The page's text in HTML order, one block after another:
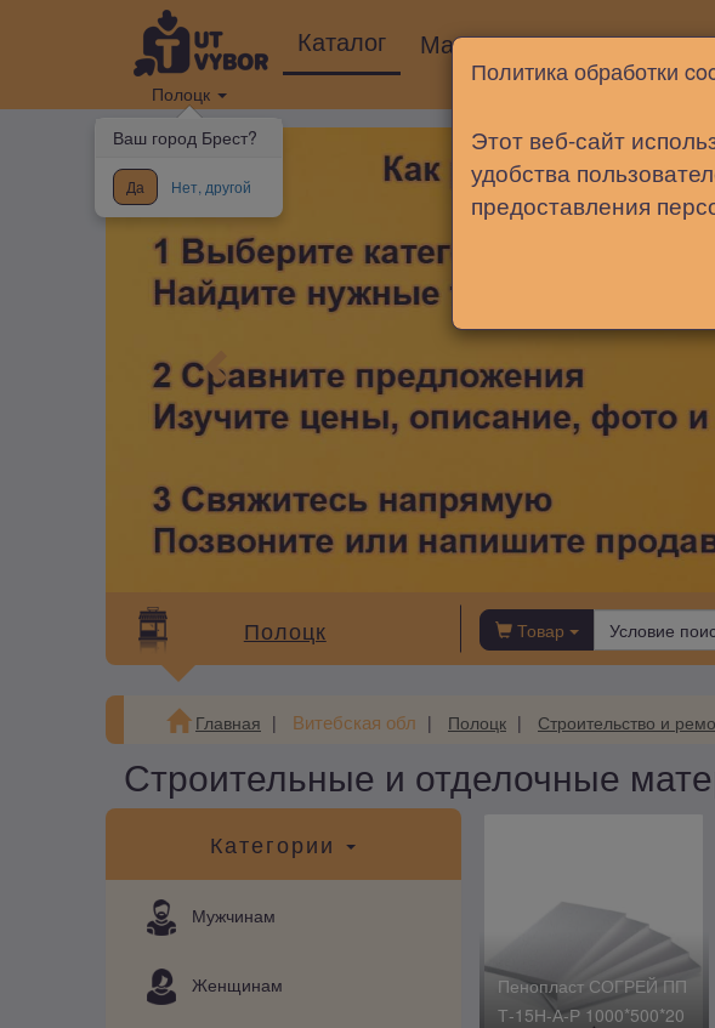
Полоцк
Ваш город Брест?
Да Нет, другой
Каталог Магазины Новости
Полоцк Товар
Главная Витебская обл Полоцк Строительство и
Строительные и отделочные
Категории
Мужчинам
Женщинам
Пенопласт СОГРЕЙ ПП
Т-15Н-А-Р 1000*500*20
Политика обработки
Этот веб-сайт
удобства
предоставления